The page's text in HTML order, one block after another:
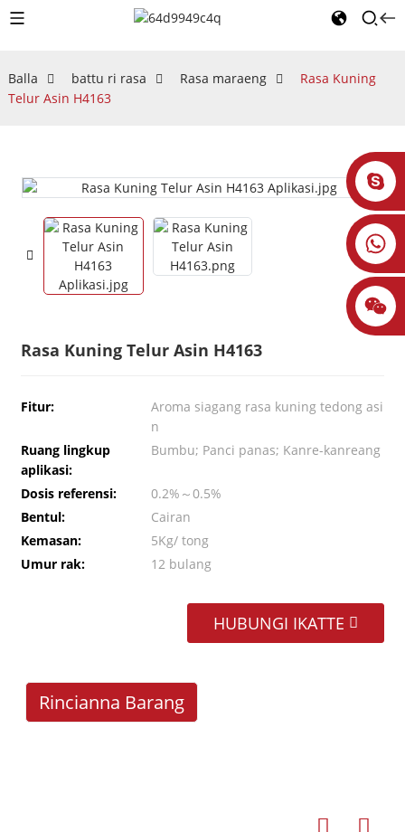
Balla battu ri rasa Rasa maraeng
Rasa Kuning
Telur Asin H4163
Rasa Kuning Telur Asin H4163
Fitur:
Aroma siagang rasa kuning tedong asi
n
Ruang lingkup
aplikasi:
Bumbu; Panci panas; Kanre-kanreang
Dosis referensi:
0.2%～0.5%
Bentul:
Cairan
Kemasan:
5Kg/ tong
Umur rak:
12 bulang
HUBUNGI IKATTE
Rincianna Barang